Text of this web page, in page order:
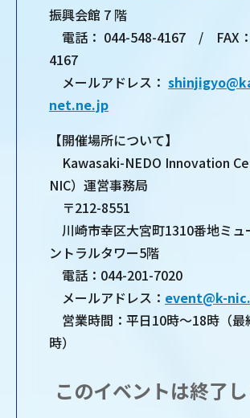
振興会館 7 階
電話： 044-548-4167 / FAX
4167
メールアドレス：
net.ne.jp
【開催場所について】
Kawasaki-NEDO Innovation
NIC）運営事務局
〒212-8551
川崎市幸区大宮町1310番地ミュ
ントラルタワー5階
電話：044-201-7020
メールアドレス： event@k-
営業時間：平日10時～18時（最
時）
このイベントは終了